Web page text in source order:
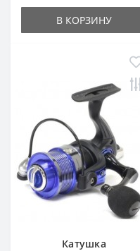
В КОРЗИНУ
Катушка